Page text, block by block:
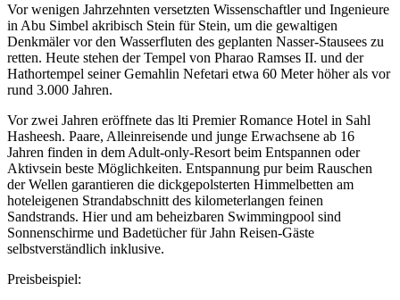
Vor wenigen Jahrzehnten versetzten Wissenschaftler und Ingenieure
in Abu Simbel akribisch Stein für Stein, um die gewaltigen
Denkmäler vor den Wasserfluten des geplanten Nasser-Stausees zu
retten. Heute stehen der Tempel von Pharao Ramses II. und der
Hathortempel seiner Gemahlin Nefetari etwa 60 Meter höher als vor
rund 3.000 Jahren.
Vor zwei Jahren eröffnete das lti Premier Romance Hotel in Sahl
Hasheesh. Paare, Alleinreisende und junge Erwachsene ab 16
Jahren finden in dem Adult-only-Resort beim Entspannen oder
Aktivsein beste Möglichkeiten. Entspannung pur beim Rauschen
der Wellen garantieren die dickgepolsterten Himmelbetten am
hoteleigenen Strandabschnitt des kilometerlangen feinen
Sandstrands. Hier und am beheizbaren Swimmingpool sind
Sonnenschirme und Badetücher für Jahn Reisen-Gäste
selbstverständlich inklusive.
Preisbeispiel: